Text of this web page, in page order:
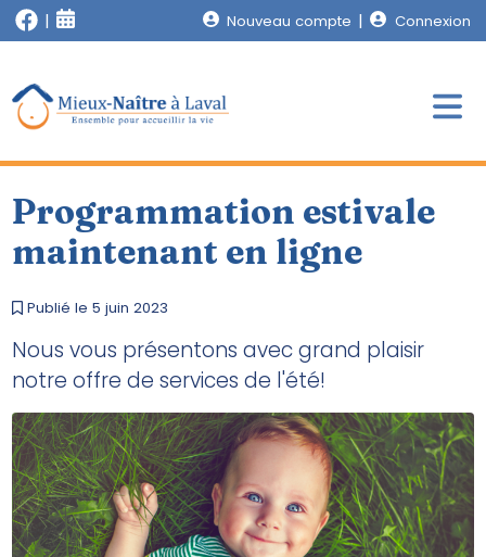
Nouveau compte Connexion
Programmation estivale
maintenant en ligne
Publié le 5 juin 2023
Nous vous présentons avec grand plaisir
notre offre de services de l'été!